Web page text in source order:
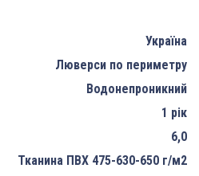
Україна
Люверси по периметру
Водонепроникний
1 рік
6,0
Тканина ПВХ 475-630-650 г/м2